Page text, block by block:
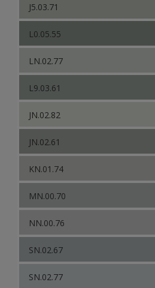
J5.03.71
L0.05.55
LN.02.77
L9.03.61
JN.02.82
JN.02.61
KN.01.74
MN.00.70
NN.00.76
SN.02.67
SN.02.77